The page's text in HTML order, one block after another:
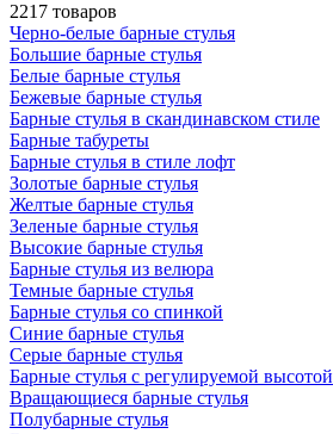
2217 товаров
Черно-белые барные стулья
Большие барные стулья
Белые барные стулья
Бежевые барные стулья
Барные стулья в скандинавском стиле
Барные табуреты
Барные стулья в стиле лофт
Золотые барные стулья
Желтые барные стулья
Зеленые барные стулья
Высокие барные стулья
Барные стулья из велюра
Темные барные стулья
Барные стулья со спинкой
Синие барные стулья
Серые барные стулья
Барные стулья с регулируемой высотой
Вращающиеся барные стулья
Полубарные стулья